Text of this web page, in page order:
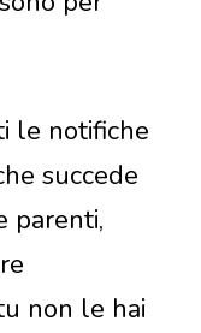
le notifiche
succede
parenti,
non le hai